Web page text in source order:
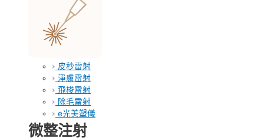
皮秒雷射
淨膚雷射
飛梭雷射
除毛雷射
e光美塑儀
微整注射